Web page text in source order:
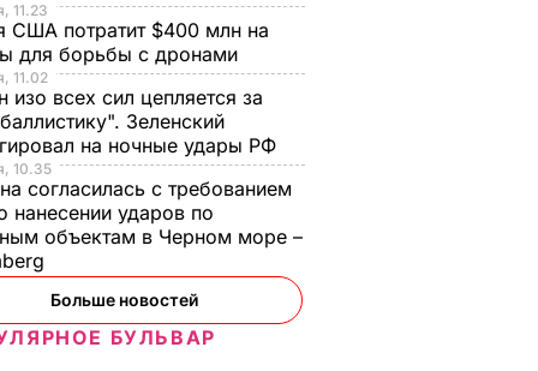
не
В
Шахтеры
разблокировали
Крещатик, акцию
протеста продолжат
23 апреля под Радой
22 апреля, 19.19СОБЫТИЯ
11.23
США потратит $400 млн на
для борьбы с дронами
11.02
изо всех сил цепляется за
Зеленский
на ночные удары РФ
10.35
согласилась с требованием
ударов по
объектам в Черном море –
Больше новостей
БУЛЬВАР